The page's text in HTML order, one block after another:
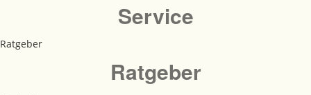
Service
Ratgeber
Ratgeber